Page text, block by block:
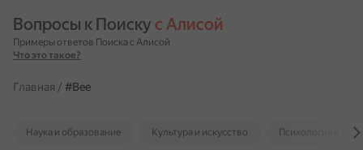
Вопросы к Поиску с Алисой
Примеры ответов Поиска с Алисой
Что это такое?
Главная / #Bee
Наука и образование Культура и искусство Психология и